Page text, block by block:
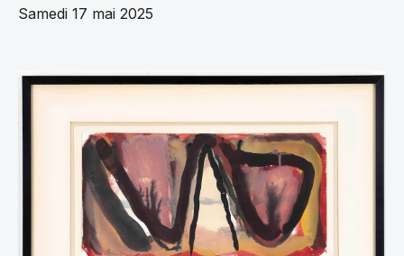
Samedi 17 mai 2025